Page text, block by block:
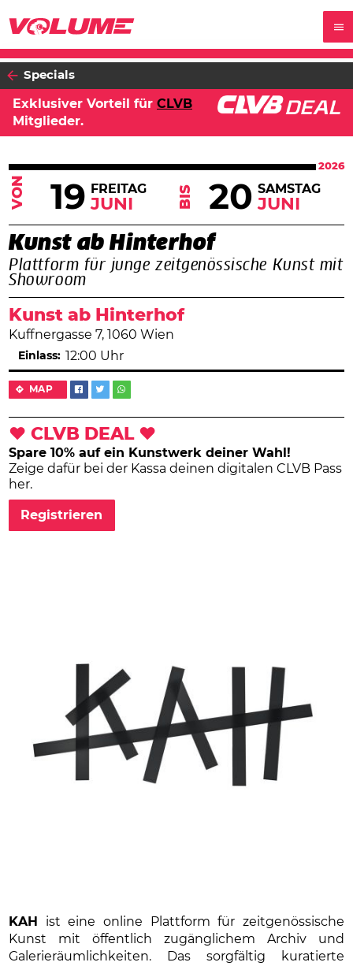
Specials
Exklusiver Vorteil für CLVB
Mitglieder.
2026
VON 19 FREITAG
JUNI BIS 20 SAMSTAG
JUNI
Kunst ab Hinterhof
Plattform für junge zeitgenössische Kunst mit
Showroom
Kunst ab Hinterhof
Kuffnergasse 7, 1060 Wien
MAP
❤ CLVB DEAL ❤
Spare 10% auf ein Kunstwerk deiner Wahl!
Zeige dafür bei der Kassa deinen digitalen CLVB Pass
her.
Registrieren
Einlass: 12:00 Uhr
KAH
ist eine online Plattform für zeitgenössische
Kunst mit öffentlich zugänglichem Archiv und
Galerieräumlichkeiten. Das sorgfältig kuratierte